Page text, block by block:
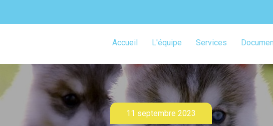
Accueil L'équipe Services
11 septembre 2023